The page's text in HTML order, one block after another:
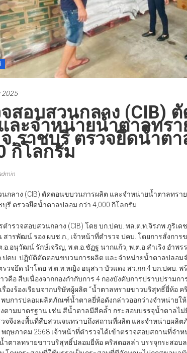
สอบสวนกลาง (CIB)
ละจำหน่ายน้ำตาลทร
.ราชบุรี ตรวจยึดน้ำต
กิโลกรัม
นกลาง (CIB) ตัดตอนขบวนการผลิต และจำหน่ายน้ำตาลทราย
รี ตรวจยึดน้ำตาลปลอม กว่า 4,000 กิโลกรัม
ตำรวจสอบสวนกลาง (CIB) โดย บก.ปคบ. พล.ต.ท.จิรภพ ภูริเด
สารพัฒน์ รอง ผบช.ก., เจ้าหน้าที่ตำรวจ ปคบ. โดยการสั่งกา
.อ.อนุวัฒน์ รักษ์เจริญ, พ.ต.อ.ชัฏฐ นากแก้ว, พ.ต.อ.สำเริง อำพร
.ปคบ. ปฏิบัติตัดตอนขบวนการผลิต และจำหน่ายน้ำตาลปลอม
วจยึด นำโดย พ.ต.ท.หญิง อนุสรา บัวแดง สว.กก.4 บก.ปคบ. พ
คือ สืบเนื่องจากกองกำกับการ 4 กองบังคับการปราบปรามกา
รื่องร้องเรียนจากบริษัทผู้ผลิต “น้ำตาลทรายขาวบริสุทธิ์ยี่ห้อ
บการปลอมผลิตภัณฑ์น้ำตาลยี่ห้อดังกล่าวออกว่างจำหน่ายใ
ตามมาตรฐาน เช่น สีน้ำตาลมีสีคล้ำ กระสอบบรรจุน้ำตาลไ
วจจึงลงพื้นที่สืบสวนจนทราบถึงสถานที่ผลิต และจำหน่ายผลิ
ฤษภาคม 2568 เจ้าหน้าที่ตำรวจได้เข้าตรวจสอบสถานที่จำ
ตาลทรายขาวบริสุทธิ์ปลอมยี่ห้อ คริสตอลล่า บรรจุกระสอบล
ม โดยกระสอบที่ใช้บรรจุเป็นกระสอบที่มีลักษณะไม่ถูกสุขอนา